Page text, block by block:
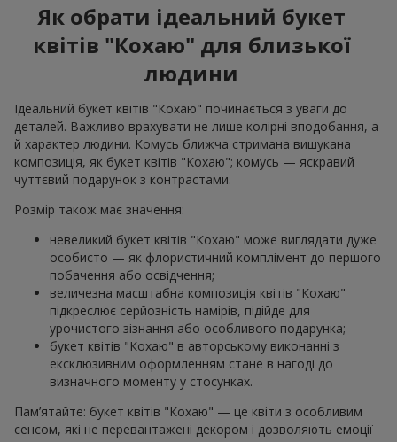
Як обрати ідеальний букет
квітів "Кохаю" для близької
людини
Ідеальний букет квітів "Кохаю" починається з уваги до
деталей. Важливо врахувати не лише колірні вподобання, а
й характер людини. Комусь ближча стримана вишукана
композиція, як букет квітів "Кохаю"; комусь — яскравий
чуттєвий подарунок з контрастами.
Розмір також має значення:
невеликий букет квітів "Кохаю" може виглядати дуже
особисто — як флористичний комплімент до першого
побачення або освідчення;
величезна масштабна композиція квітів "Кохаю"
підкреслює серйозність намірів, підійде для
урочистого зізнання або особливого подарунка;
букет квітів "Кохаю" в авторському виконанні з
ексклюзивним оформленням стане в нагоді до
визначного моменту у стосунках.
Пам’ятайте: букет квітів "Кохаю" — це квіти з особливим
сенсом, які не перевантажені декором і дозволяють емоції